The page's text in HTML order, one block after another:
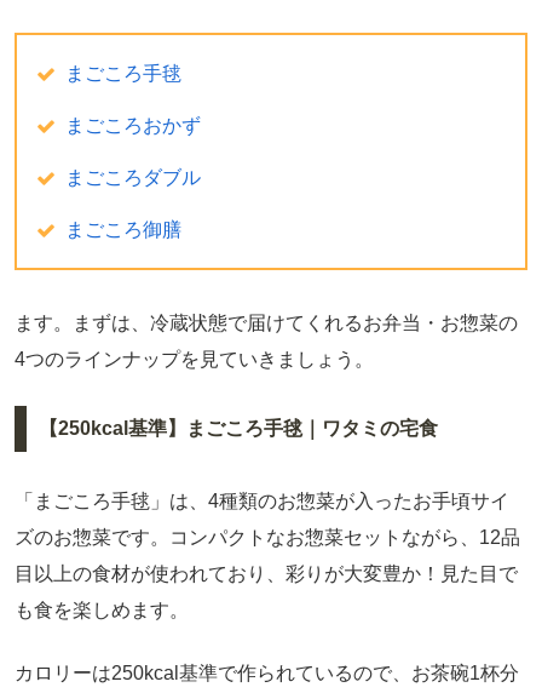
まごころ手毬
まごころおかず
まごころダブル
まごころ御膳
ます。まずは、冷蔵状態で届けてくれるお弁当・お惣菜の
4つのラインナップを見ていきましょう。
【250kcal基準】まごころ手毬｜ワタミの宅食
「まごころ手毬」は、4種類のお惣菜が入ったお手頃サイ
ズのお惣菜です。コンパクトなお惣菜セットながら、12品
目以上の食材が使われており、彩りが大変豊か！見た目で
も食を楽しめます。
カロリーは250kcal基準で作られているので、お茶碗1杯分